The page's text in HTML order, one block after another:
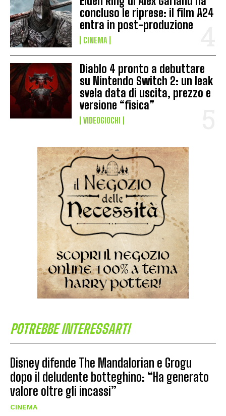
concluso le riprese: il film A24
entra in post-produzione
CINEMA
Diablo 4 pronto a debuttare
su Nintendo Switch 2: un leak
svela data di uscita, prezzo e
versione “fisica”
VIDEOGIOCHI
POTREBBE INTERESSARTI
Disney difende The Mandalorian e Grogu
dopo il deludente botteghino: “Ha generato
valore oltre gli incassi”
CINEMA